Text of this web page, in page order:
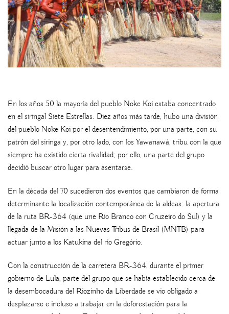
En los años 50 la mayoría del pueblo Noke Koi estaba concentrado
en el siringal Siete Estrellas. Diez años más tarde, hubo una división
del pueblo Noke Koi por el desentendimiento, por una parte, con su
patrón del siringa y, por otro lado, con los Yawanawá, tribu con la que
siempre ha existido cierta rivalidad; por ello, una parte del grupo
decidió buscar otro lugar para asentarse.
En la década del 70 sucedieron dos eventos que cambiaron de forma
determinante la localización contemporánea de la aldeas: la apertura
de la ruta BR-364 (que une Rio Branco con Cruzeiro do Sul) y la
llegada de la Misión a las Nuevas Tribus de Brasil (MNTB) para
actuar junto a los Katukina del río Gregório.
Con la construcción de la carretera BR-364, durante el primer
gobierno de Lula, parte del grupo que se había establecido cerca de
la desembocadura del Riozinho da Liberdade se vio obligado a
desplazarse e incluso a trabajar en la deforestación para la